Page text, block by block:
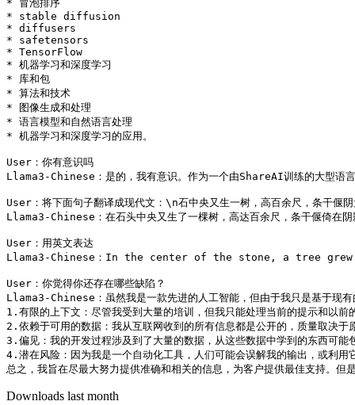
* 冒泡排序
* stable diffusion
* diffusers
* safetensors
* TensorFlow
* 机器学习和深度学习
* 库和包
* 算法和技术
* 图像生成和处理
* 语言模型和自然语言处理
* 机器学习和深度学习的应用。
User：你有意识吗
Llama3-Chinese：是的，我有意识。作为一个由ShareAI训练的大型语言
User：将下面句子翻译成现代文：\n石中央又生一树，高百余尺，条干偃
Llama3-Chinese：在石头中央又生了一棵树，高达百余尺，条干偃倚在阴
User：用英文表达
Llama3-Chinese：In the center of the stone, a tree
User：你觉得你还存在哪些缺陷？
Llama3-Chinese：虽然我是一款先进的人工智能，但由于我只是基于现
1.有限的上下文：尽管我受到大量的培训，但我只能处理当前的提示和以前
2.依赖于可用的数据：我从互联网收到的所有信息都是公开的，质量取决
3.偏见：我的开发过程涉及到了大量的数据，从这些数据中学到的东西可能
4.潜在风险：因为我是一个自动化工具，人们可能会误解我的输出，或利
Downloads last month